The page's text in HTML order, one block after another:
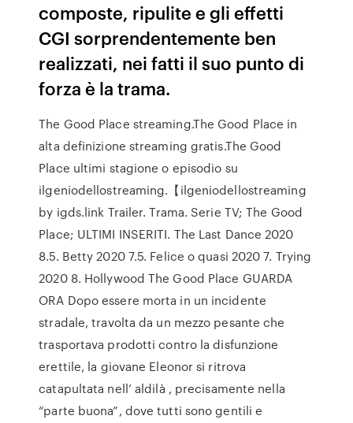
composte, ripulite e gli effetti
CGI sorprendentemente ben
realizzati, nei fatti il suo punto di
forza è la trama.
The Good Place streaming.The Good Place in
alta definizione streaming gratis.The Good
Place ultimi stagione o episodio su
ilgeniodellostreaming.【ilgeniodellostreaming
by igds.link Trailer. Trama. Serie TV; The Good
Place; ULTIMI INSERITI. The Last Dance 2020
8.5. Betty 2020 7.5. Felice o quasi 2020 7. Trying
2020 8. Hollywood The Good Place GUARDA
ORA Dopo essere morta in un incidente
stradale, travolta da un mezzo pesante che
trasportava prodotti contro la disfunzione
erettile, la giovane Eleonor si ritrova
catapultata nell’ aldilà , precisamente nella
“parte buona”, dove tutti sono gentili e